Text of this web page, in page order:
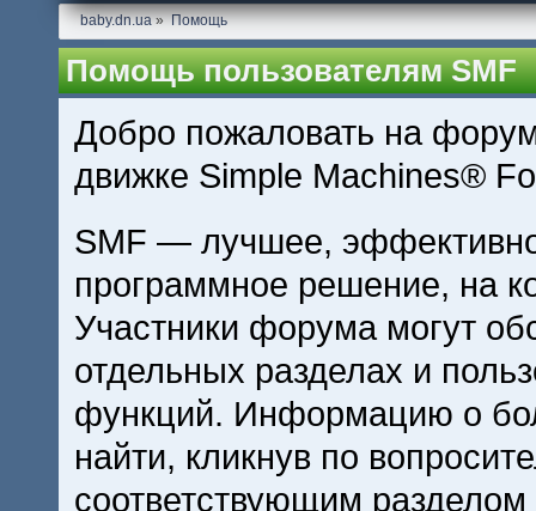
baby.dn.ua» Помощь
Помощь пользователям SMF
Добро пожаловать на
движке Simple Machines®
SMF — лучшее,
программное решение, на
Участники форума могут
отдельных разделах и
функций. Информацию о
найти, кликнув по
соответствующим